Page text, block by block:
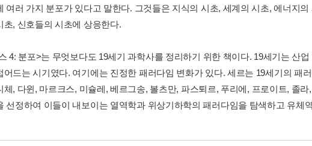
여러 가지 분포가 있다고 말한다. 그것들은 지식의 시초, 세계의 시초, 에너지
초, 신호들의 시초에 상응한다.
4: 분포>는 무엇보다도 19세기 과학사를 정리하기 위한 책이다. 19세기는 산
어드는 시기였다. 여기에는 진정한 패러다임 변화가 있다. 세르는 19세기의 패
체, 다윈, 마르크스, 미슐레, 베르그송, 볼츠만, 파스퇴르, 푸리에, 프로이트, 졸
선정하여 이들이 내보이는 열역학과 위상기하학의 패러다임을 탐색하고 유체